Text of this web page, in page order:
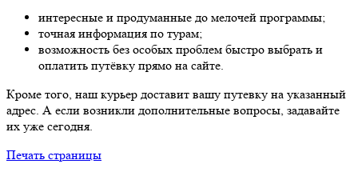
интересные и продуманные до мелочей программы;
точная информация по турам;
возможность без особых проблем быстро выбрать и
оплатить путёвку прямо на сайте.
Кроме того, наш курьер доставит вашу путевку на указанный
адрес. А если возникли дополнительные вопросы, задавайте
их уже сегодня.
Печать страницы